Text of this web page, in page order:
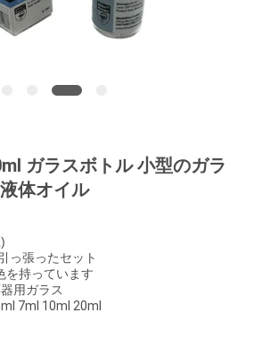
ガラスボトル 小型のガラ
体オイル
っ張ったセット
を持っています
用ガラス
7ml 10ml 20ml